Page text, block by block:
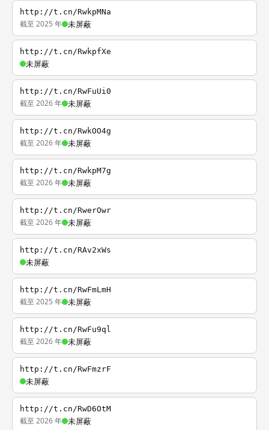
http://t.cn/RwkpMNa
截至 2025 年 未屏蔽
http://t.cn/RwkpfXe
未屏蔽
http://t.cn/RwFuUi0
截至 2026 年 未屏蔽
http://t.cn/RwkOO4g
截至 2026 年 未屏蔽
http://t.cn/RwkpM7g
截至 2026 年 未屏蔽
http://t.cn/RwerOwr
截至 2026 年 未屏蔽
http://t.cn/RAv2xWs
未屏蔽
http://t.cn/RwFmLmH
截至 2025 年 未屏蔽
http://t.cn/RwFu9ql
截至 2026 年 未屏蔽
http://t.cn/RwFmzrF
未屏蔽
http://t.cn/RwD6OtM
截至 2026 年 未屏蔽